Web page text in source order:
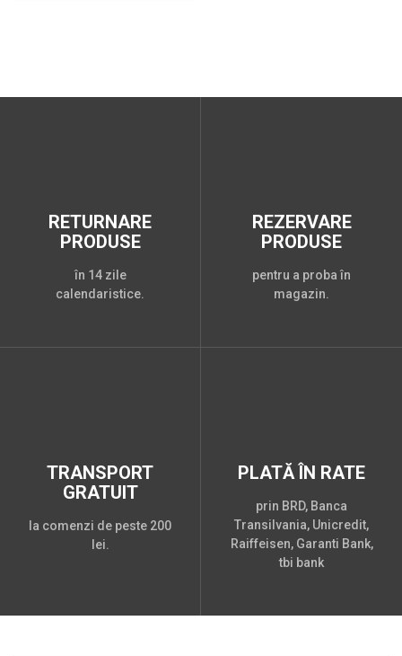
RETURNARE
PRODUSE
în 14 zile
calendaristice.
REZERVARE
PRODUSE
pentru a proba în
magazin.
TRANSPORT
GRATUIT
la comenzi de peste 200
lei.
PLATĂ ÎN RATE
prin BRD, Banca
Transilvania, Unicredit,
Raiffeisen, Garanti Bank,
tbi bank